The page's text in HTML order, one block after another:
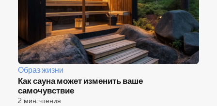
Образ жизни
Как сауна может изменить ваше
самочувствие
2 мин. чтения